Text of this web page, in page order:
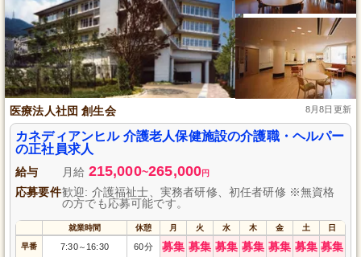
医療法人社団 創生会 8月8日更新
カネディアンヒル 介護老人保健施設の介護職・ヘルパー
の正社員求人
給与 月給 215,000~265,000円
応募要件歓迎: 介護福祉士、実務者研修、初任者研修 ※無資格
の方でも応募可能です。
就業時間 休憩 月 火 水 木 金 土 日
早番 7:30～ 16:30 60分 募集 募集 募集 募集 募集 募集 募集